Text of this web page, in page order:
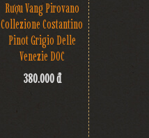
Rượu Vang Pirovano
Collezione Costantino
Pinot Grigio Delle
Venezie DOC
380.000 đ